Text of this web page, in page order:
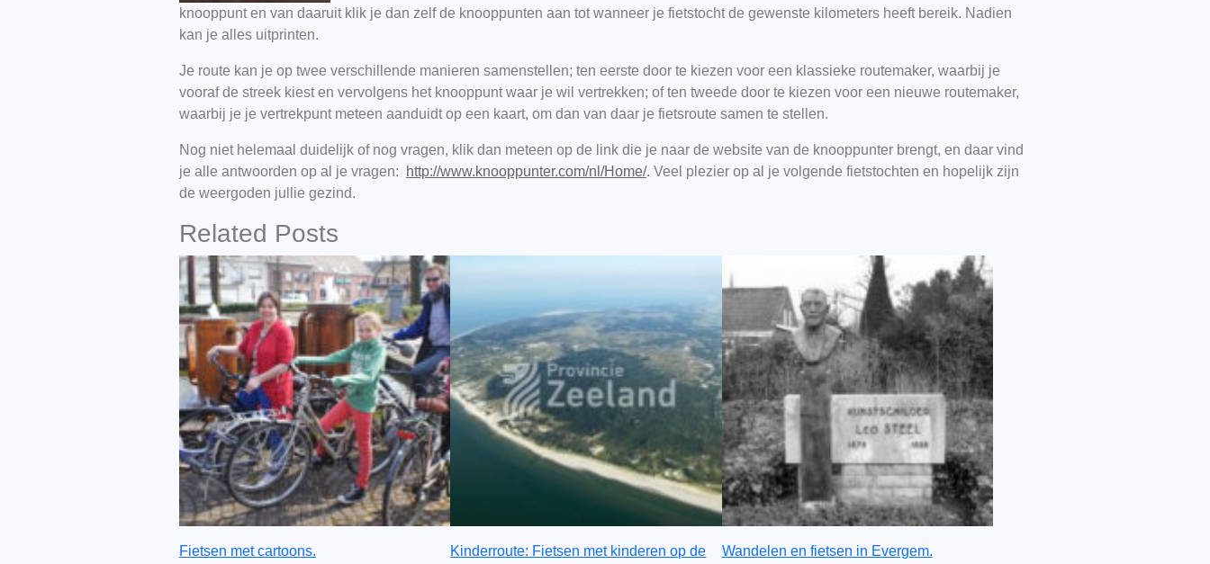
knooppunt en van daaruit klik je dan zelf de knooppunten aan tot wanneer je fietstocht de gewenste kilometers heeft bereik. Nadien
kan je alles uitprinten.
Je route kan je op twee verschillende manieren samenstellen; ten eerste door te kiezen voor een klassieke routemaker, waarbij je
vooraf de streek kiest en vervolgens het knooppunt waar je wil vertrekken; of ten tweede door te kiezen voor een nieuwe routemaker,
waarbij je je vertrekpunt meteen aanduidt op een kaart, om dan van daar je fietsroute samen te stellen.
Nog niet helemaal duidelijk of nog vragen, klik dan meteen op de link die je naar de website van de knooppunter brengt, en daar vind
je alle antwoorden op al je vragen:
http://www.knooppunter.com/nl/Home/. Veel plezier op al je volgende fietstochten en hopelijk zijn
de weergoden jullie gezind.
Related Posts
Fietsen met cartoons.
Kinderroute: Fietsen met kinderen op de
Wandelen en fietsen in Evergem.